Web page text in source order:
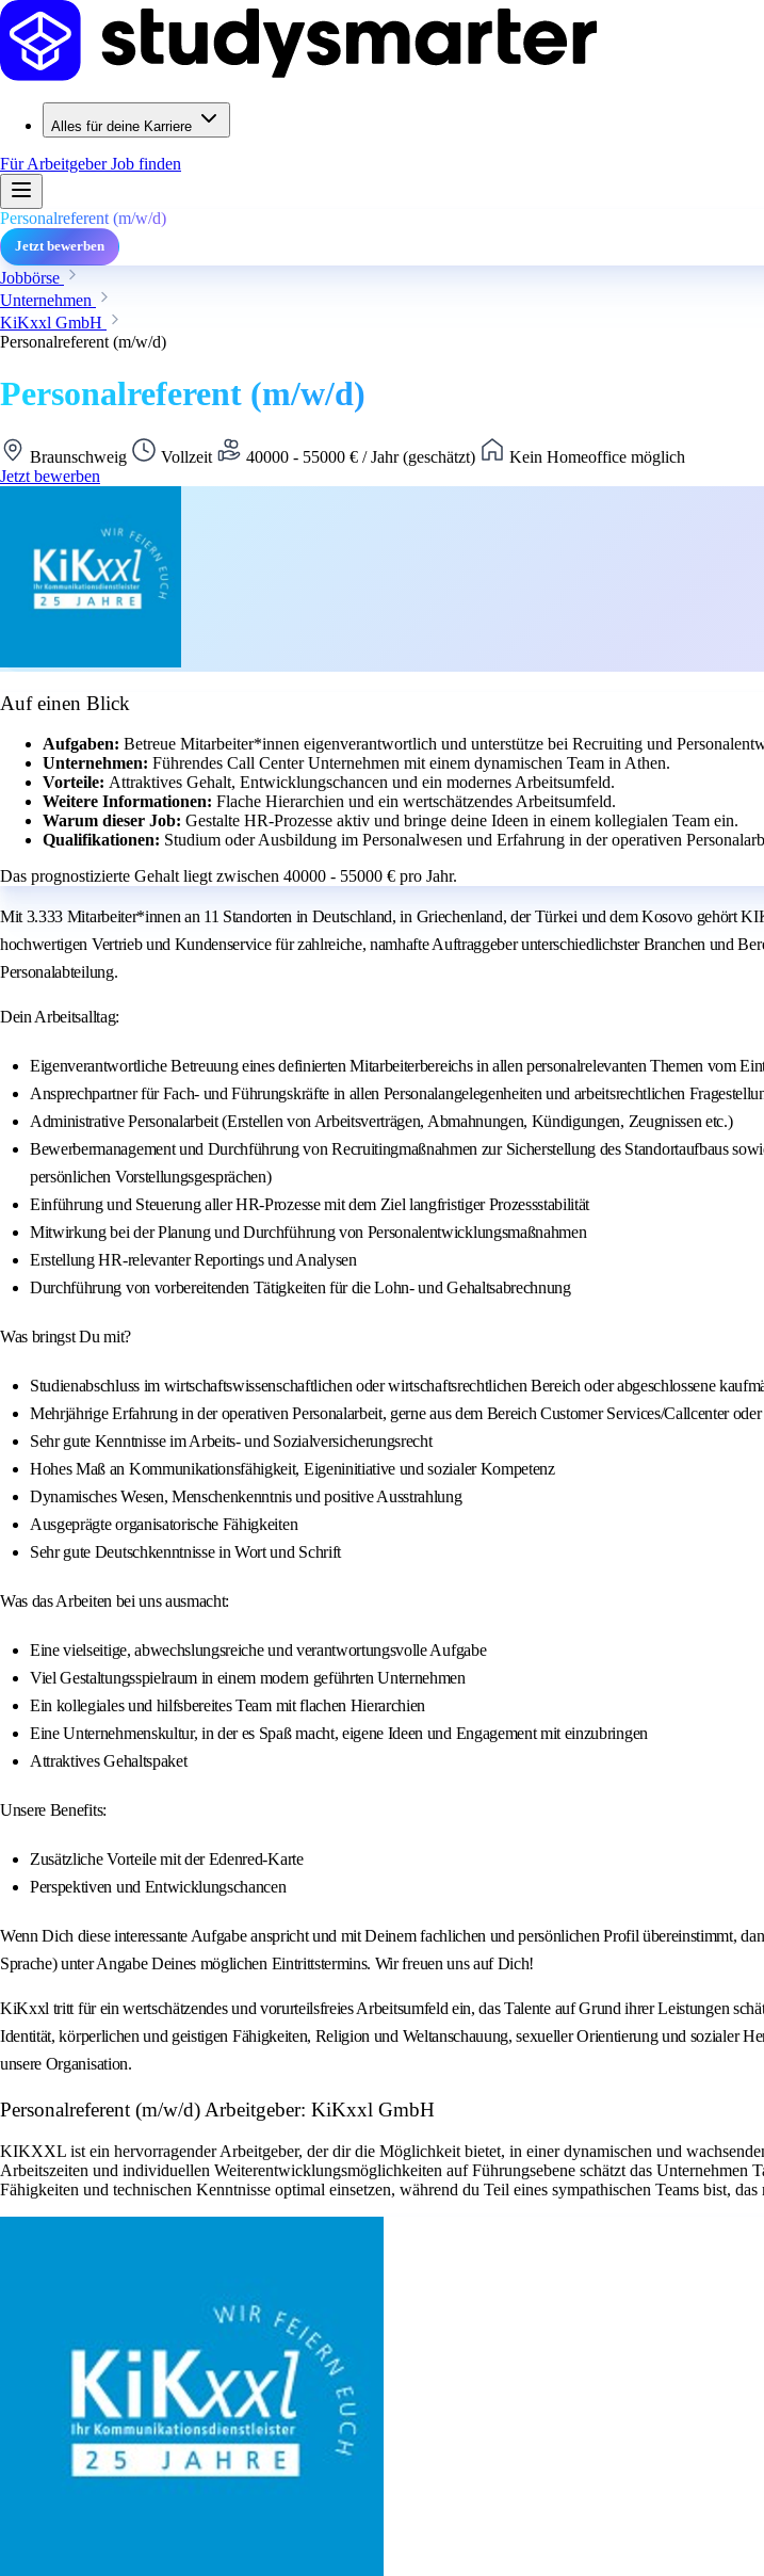
Alles für deine Karriere
Für ArbeitgeberJob finden
Personalreferent (m/w/d)
Jetzt bewerben
Jobbörse
Unternehmen
KiKxxl GmbH
Personalreferent (m/w/d)
Personalreferent (m/w/d)
Braunschweig Vollzeit 40000 - 55000 € / Jahr (geschätzt)
Kein Homeoffice möglich
Jetzt bewerben
Auf einen Blick
Aufgaben: Betreue Mitarbeiter*innen eigenverantwortlich und unterstütze bei Recruiting und
Unternehmen: Führendes Call Center Unternehmen mit einem dynamischen Team in Athen.
Vorteile: Attraktives Gehalt, Entwicklungschancen und ein modernes Arbeitsumfeld.
Weitere Informationen: Flache Hierarchien und ein wertschätzendes Arbeitsumfeld.
Warum dieser Job: Gestalte HR-Prozesse aktiv und bringe deine Ideen in einem kollegialen Team ein.
Qualifikationen: Studium oder Ausbildung im Personalwesen und Erfahrung in der operativen
Das prognostizierte Gehalt liegt zwischen 40000 - 55000 € pro Jahr.
Mit 3.333 Mitarbeiter*innen an 11 Standorten in Deutschland, in Griechenland, der Türkei und dem Kosovo gehört
hochwertigen Vertrieb und Kundenservice für zahlreiche, namhafte Auftraggeber unterschiedlichster Branchen und
Personalabteilung.
Dein Arbeitsalltag:
Eigenverantwortliche Betreuung eines definierten Mitarbeiterbereichs in allen personalrelevanten Themen vom
Ansprechpartner für Fach- und Führungskräfte in allen Personalangelegenheiten und arbeitsrechtlichen
Administrative Personalarbeit (Erstellen von Arbeitsverträgen, Abmahnungen, Kündigungen, Zeugnissen etc.)
Bewerbermanagement und Durchführung von Recruitingmaßnahmen zur Sicherstellung des Standortaufbaus
persönlichen Vorstellungsgesprächen)
Einführung und Steuerung aller HR-Prozesse mit dem Ziel langfristiger Prozessstabilität
Mitwirkung bei der Planung und Durchführung von Personalentwicklungsmaßnahmen
Erstellung HR-relevanter Reportings und Analysen
Durchführung von vorbereitenden Tätigkeiten für die Lohn- und Gehaltsabrechnung
Was bringst Du mit?
Studienabschluss im wirtschaftswissenschaftlichen oder wirtschaftsrechtlichen Bereich oder abgeschlossene
Mehrjährige Erfahrung in der operativen Personalarbeit, gerne aus dem Bereich Customer Services/Callcenter
Sehr gute Kenntnisse im Arbeits- und Sozialversicherungsrecht
Hohes Maß an Kommunikationsfähigkeit, Eigeninitiative und sozialer Kompetenz
Dynamisches Wesen, Menschenkenntnis und positive Ausstrahlung
Ausgeprägte organisatorische Fähigkeiten
Sehr gute Deutschkenntnisse in Wort und Schrift
Was das Arbeiten bei uns ausmacht:
Eine vielseitige, abwechslungsreiche und verantwortungsvolle Aufgabe
Viel Gestaltungsspielraum in einem modern geführten Unternehmen
Ein kollegiales und hilfsbereites Team mit flachen Hierarchien
Eine Unternehmenskultur, in der es Spaß macht, eigene Ideen und Engagement mit einzubringen
Attraktives Gehaltspaket
Unsere Benefits:
Zusätzliche Vorteile mit der Edenred-Karte
Perspektiven und Entwicklungschancen
Wenn Dich diese interessante Aufgabe anspricht und mit Deinem fachlichen und persönlichen Profil übereinstimmt,
Sprache) unter Angabe Deines möglichen Eintrittstermins. Wir freuen uns auf Dich!
KiKxxl tritt für ein wertschätzendes und vorurteilsfreies Arbeitsumfeld ein, das Talente auf Grund ihrer Leistungen
Identität, körperlichen und geistigen Fähigkeiten, Religion und Weltanschauung, sexueller Orientierung und sozialer
unsere Organisation.
Personalreferent (m/w/d) Arbeitgeber: KiKxxl GmbH
KIKXXL ist ein hervorragender Arbeitgeber, der dir die Möglichkeit bietet, in einer dynamischen und
Arbeitszeiten und individuellen Weiterentwicklungsmöglichkeiten auf Führungsebene schätzt das
Fähigkeiten und technischen Kenntnisse optimal einsetzen, während du Teil eines sympathischen Teams bist,